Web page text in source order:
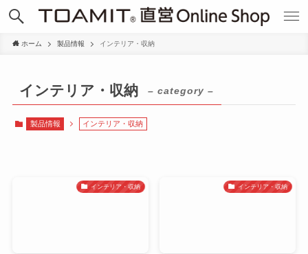
ホーム 製品情報 インテリア・収納
インテリア・収納 – category –
製品情報 インテリア・収納
インテリア・収納 インテリア・収納